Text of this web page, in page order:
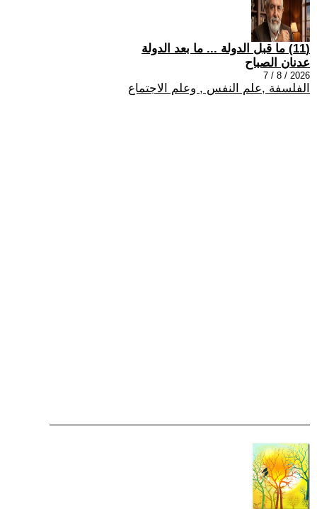
(11) ما قبل الدولة ... ما بعد الدولة
عدنان الصباح
2026 / 8 / 7
الفلسفة ,علم النفس , وعلم الاجتماع